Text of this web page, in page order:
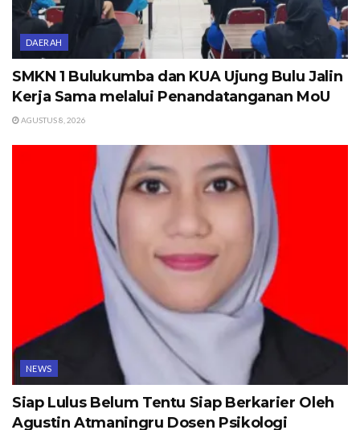
DAERAH
SMKN 1 Bulukumba dan KUA Ujung Bulu Jalin
Kerja Sama melalui Penandatanganan MoU
AGUSTUS 8, 2026
NEWS
Siap Lulus Belum Tentu Siap Berkarier Oleh
Agustin Atmaningru Dosen Psikologi